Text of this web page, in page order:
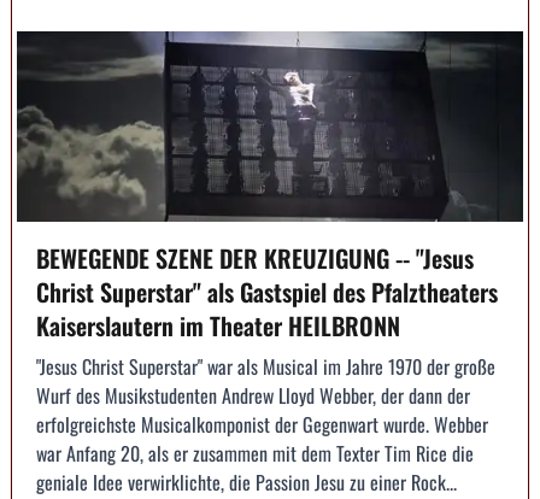
BEWEGENDE SZENE DER KREUZIGUNG -- "Jesus
Christ Superstar" als Gastspiel des Pfalztheaters
Kaiserslautern im Theater HEILBRONN
"Jesus Christ Superstar" war als Musical im Jahre 1970 der große
Wurf des Musikstudenten Andrew Lloyd Webber, der dann der
erfolgreichste Musicalkomponist der Gegenwart wurde. Webber
war Anfang 20, als er zusammen mit dem Texter Tim Rice die
geniale Idee verwirklichte, die Passion Jesu zu einer Rock...